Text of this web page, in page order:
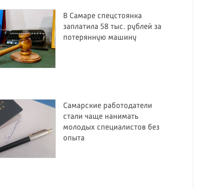
В Самаре спецстоянка
заплатила 58 тыс. рублей за
потерянную машину
Самарские работодатели
стали чаще нанимать
молодых специалистов без
опыта